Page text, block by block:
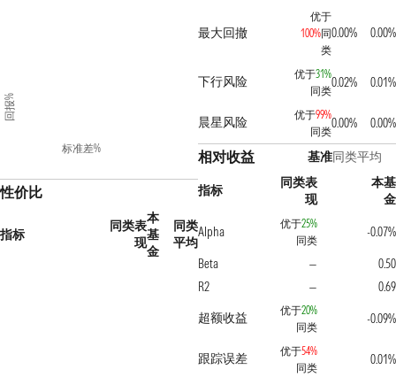
标准差%
回报%
性价比
指标
同类表
现
本
基
金
同类
平均
最大回撤
优于
100%同
类
0.00% 0.00%
下行风险 优于31%
同类
0.02% 0.01%
晨星风险 优于99%
同类
0.00% 0.00%
相对收益 基准同类平均
指标
同类表
现
本基
金
Alpha
优于25%
同类
-0.07%
Beta
—
0.50
R2
—
0.69
超额收益
优于20%
同类
-0.09%
跟踪误差 优于54%
同类
0.01%